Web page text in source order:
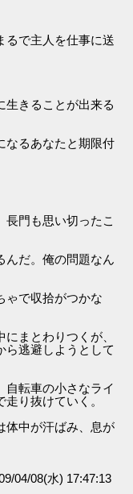
るで主人を仕事に送
生きることが出来る
なるあなたと期限付
門も思い切ったこ
んだ。俺の問題なん
ゃで収拾がつかな
まとわりつくが、
ら逃避しようとして
自転車の小さなライ
り抜けていく。
体中が汗ばみ、息が
04/08(水) 17:47:13